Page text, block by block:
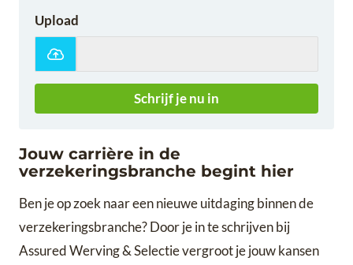
Jouw carrière in de
verzekeringsbranche begint hier
Ben je op zoek naar een nieuwe uitdaging binnen de
verzekeringsbranche? Door je in te schrijven bij
Assured Werving & Selectie vergroot je jouw kansen
Upload
Schrijf je nu in